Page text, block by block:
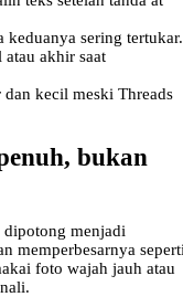
keduanya sering tertukar.
akhir saat
kecil meski Threads
bukan
menjadi
memperbesarnya
foto wajah jauh atau